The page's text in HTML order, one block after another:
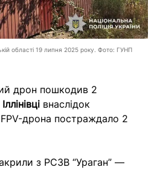
області 19 липня 2025 року. Фото: ГУНП
дрон пошкодив 2
Іллінівці внаслідок
дрона постраждало 2
з РСЗВ “Ураган” —